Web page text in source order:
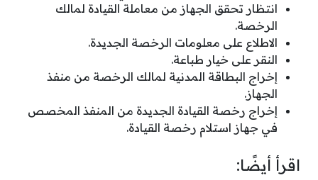
انتظار تحقق الجهاز من معاملة القيادة لمالك
الرخصة.
الاطلاع على معلومات الرخصة الجديدة.
النقر على خيار طباعة.
إخراج البطاقة المدنية لمالك الرخصة من منفذ
الجهاز.
إخراج رخصة القيادة الجديدة من المنفذ المخصص
في جهاز استلام رخصة القيادة.
اقرأ أيضًا: